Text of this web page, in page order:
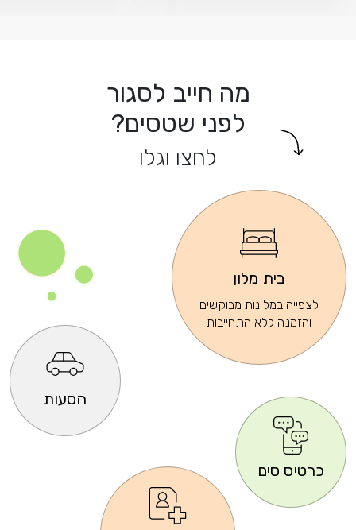
מה חייב לסגור
לפני שטסים?
לחצו וגלו
הסעות
בית מלון
לצפייה במלונות מבוקשים
והזמנה ללא התחייבות
כרטיס סים